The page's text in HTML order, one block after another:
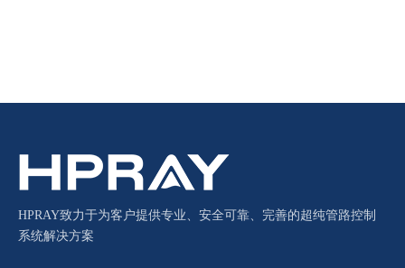
HPRAY致力于为客户提供专业、安全可靠、完善的超纯管路控制
系统解决方案